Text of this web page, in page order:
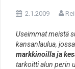
2.1.2009
Useimmat meistä
kansanlaulua,
markkinoilla ja
tarkoitti alun perin